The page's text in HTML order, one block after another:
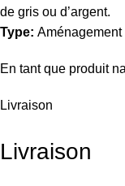
de gris ou d’argent.
Type:
En tant que produit
Livraison
Livraison